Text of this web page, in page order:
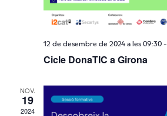
12 de desembre de 2024 a les 09:30-
Cicle DonaTIC a Girona
NOV.
19
2024